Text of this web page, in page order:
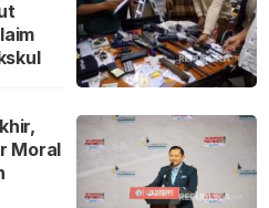
Moral